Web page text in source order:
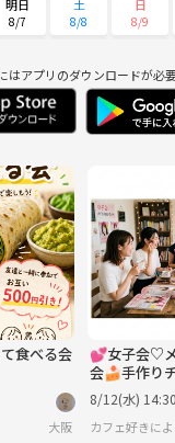
明日
8/7
土
8/8
日
8/9
8/13 8/14 8/15
水
8/19
金
8/21
8/25
月
8/31
火
9/1
水
9/2
はアプリのダウンロードが必
食べる会
大阪
💕女子会♡
会🍰手作り
8/12(水) 14:30
カフェ好きに